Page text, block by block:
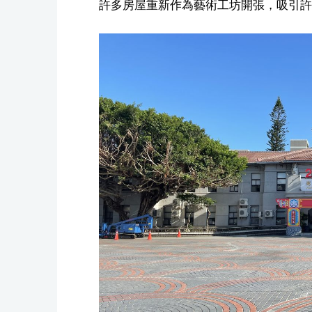
許多房屋重新作為藝術工坊開張，吸引